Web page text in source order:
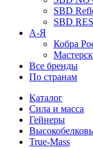
SBD
SBD
А-Я
Кобра
Все бренды
По странам
Каталог
Сила и масса
Гейнеры
True-Mass